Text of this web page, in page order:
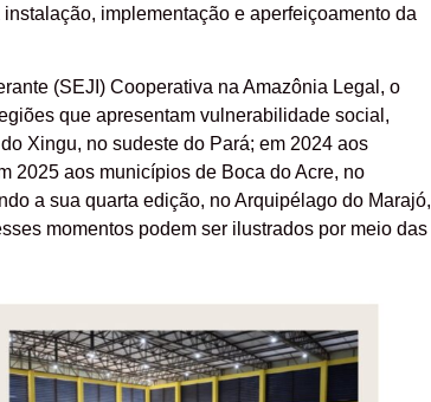
implementação e aperfeiçoamento da
(SEJI) Cooperativa na Amazônia Legal, o
que apresentam vulnerabilidade social,
Xingu, no sudeste do Pará; em 2024 aos
2025 aos municípios de Boca do Acre, no
a sua quarta edição, no Arquipélago do Marajó,
momentos podem ser ilustrados por meio das